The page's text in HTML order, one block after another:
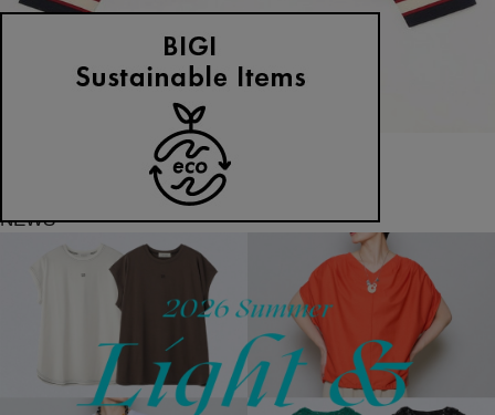
(てぃーしゃつ) /
NEWS